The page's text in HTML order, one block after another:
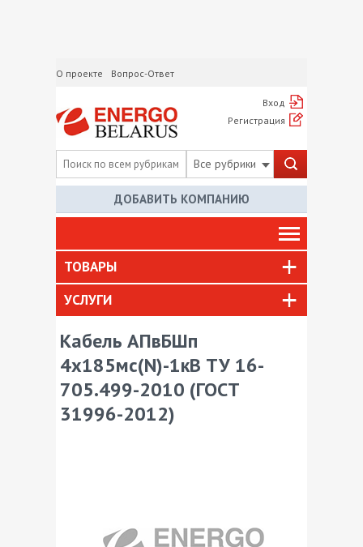
О проекте Вопрос-Ответ
Вход
Регистрация
Все рубрики
ДОБАВИТЬ КОМПАНИЮ
ТОВАРЫ
УСЛУГИ
Кабель АПвБШп
4х185мс(N)-1кВ ТУ 16-
705.499-2010 (ГОСТ
31996-2012)